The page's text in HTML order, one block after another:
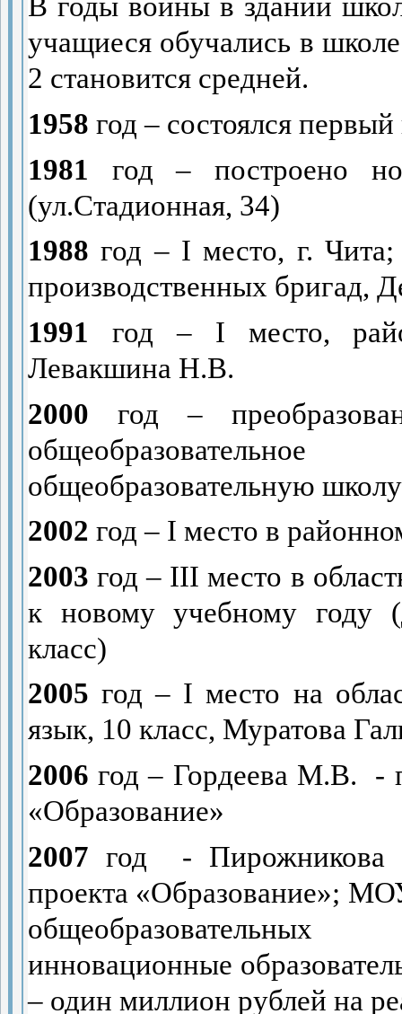
В годы войны в здании
учащиеся обучались в
2 становится средней.
1958 год – состоялся
1981 год – построено
(ул.Стадионная, 34)
1988 год – I место, г.
производственных бригад,
1991 год – I место,
Левакшина Н.В.
2000 год –
общеобразовательную
2002 год – I место в
2003 год – III место в
к новому учебному году
класс)
2005 год – I место на
язык, 10 класс, Муратова
2006год – Гордеева М.В.
-
«Образование»
2007год
- Пирожникова
проекта «Образование»;
инновационные
– один миллион рублей на